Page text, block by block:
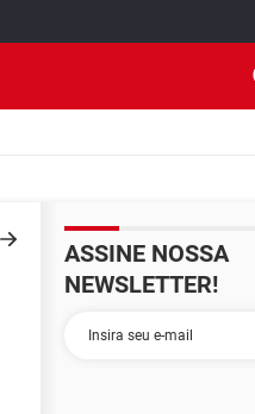
ASSINE NOSSA
NEWSLETTER!